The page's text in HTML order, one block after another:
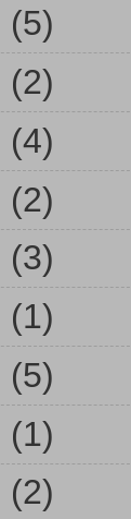
(5)
(2)
(4)
(2)
(3)
(1)
(5)
(1)
(2)